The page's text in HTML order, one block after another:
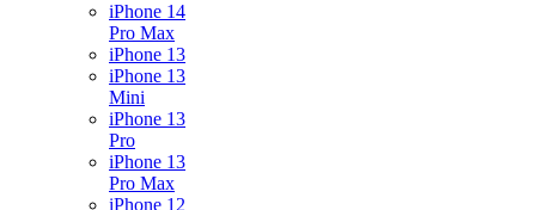
iPhone 14
Pro Max
iPhone 13
iPhone 13
Mini
iPhone 13
Pro
iPhone 13
Pro Max
iPhone 12